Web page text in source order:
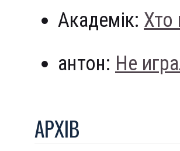
Академік: Хто
антон: Не
АРХIВ